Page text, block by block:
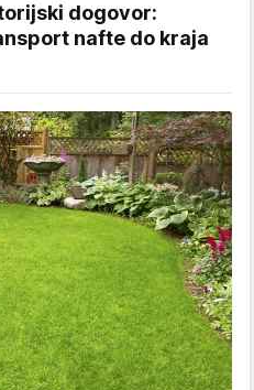
dogovor:
nafte do kraja